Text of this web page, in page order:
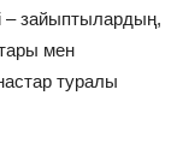
– зайыптылардың,
мен
туралы